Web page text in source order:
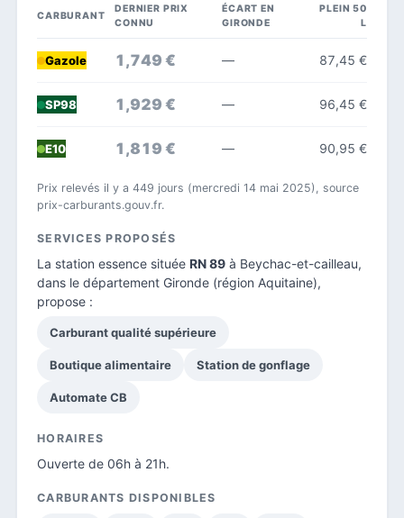
CARBURANT
DERNIER PRIX
CONNU
ÉCART EN
GIRONDE
PLEIN 50
L
Gazole 1,749 € — 87,45 €
SP98 1,929 € — 96,45 €
E10 1,819 € — 90,95 €
Prix relevés il y a 449 jours (mercredi 14 mai 2025), source
prix-carburants.gouv.fr.
SERVICES PROPOSÉS
La station essence située RN 89 à Beychac-et-cailleau,
dans le département Gironde (région Aquitaine),
propose :
Carburant qualité supérieure
Boutique alimentaire Station de gonflage
Automate CB
HORAIRES
Ouverte de 06h à 21h.
CARBURANTS DISPONIBLES